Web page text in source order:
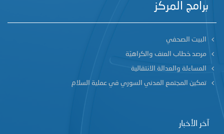
برامج المركز
البيت الصحفي
مرصد خطاب العنف والكراهيّة
المساءلة والعدالة الانتقالية
تمكين المجتمع المدني السوري في عملية السلام
آخر الأخبار